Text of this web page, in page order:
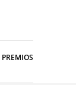
PREMIOS